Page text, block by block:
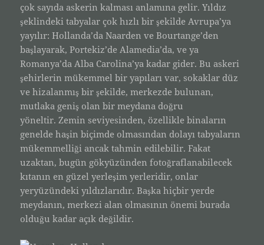
çok sayıda askerin kalması anlamına gelir. Yıldız
şeklindeki tabyalar çok hızlı bir şekilde Avrupa’ya
yayılır: Hollanda’da Naarden ve Bourtange’den
başlayarak, Portekiz’de Alamedia’da, ve ya
Romanya’da Alba Carolina’ya kadar gider. Bu askeri
şehirlerin mükemmel bir yapıları var, sokaklar düz
ve hizalanmış bir şekilde, merkezde bulunan,
mutlaka geniş olan bir meydana doğru
yöneltir. Zemin seviyesinden, özellikle binaların
genelde haşin biçimde olmasından dolayı tabyaların
mükemmelliği ancak tahmin edilebilir. Fakat
uzaktan, bugün gökyüzünden fotoğraflanabilecek
kıtanın en güzel yerleşim yerleridir, onlar
yeryüzündeki yıldızlarıdır. Başka hiçbir yerde
meydanın, merkezi alan olmasının önemi burada
olduğu kadar açık değildir.